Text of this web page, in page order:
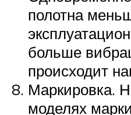
полотна
больше
происходит
Маркировка.
моделях